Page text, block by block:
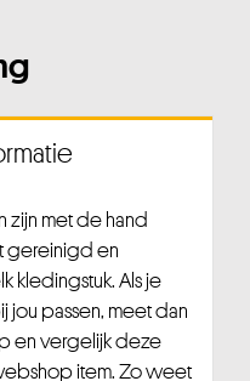
met de hand
gereinigd en
kledingstuk. Als je
passen, meet dan
en vergelijk deze
item. Zo weet